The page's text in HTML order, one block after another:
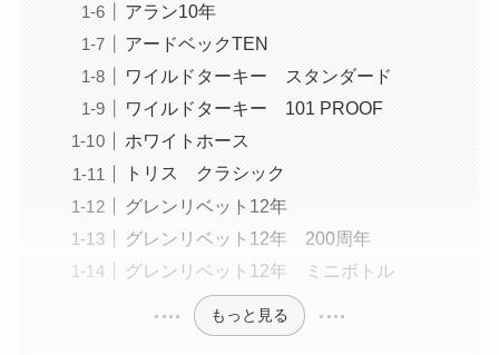
アラン10年
アードベックTEN
ワイルドターキー スタンダード
ワイルドターキー 101 PROOF
ホワイトホース
トリス クラシック
グレンリベット12年
グレンリベット12年 200周年
グレンリベット12年 ミニボトル
もっと見る